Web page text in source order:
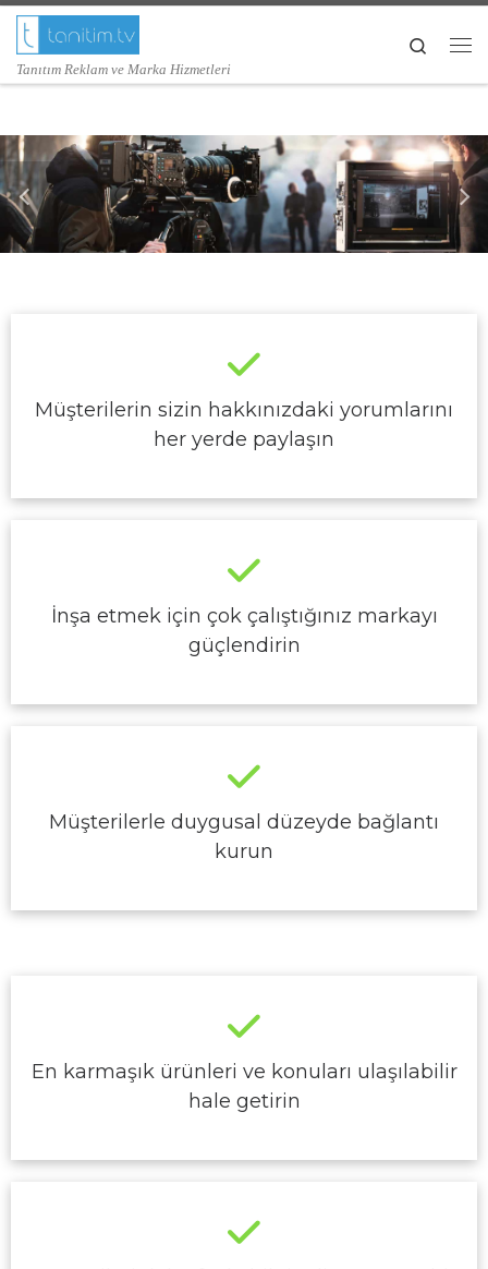
Skip to content
Tanıtım Reklam ve Marka Hizmetleri
Search
Müşterilerin sizin hakkınızdaki yorumlarını
her yerde paylaşın
İnşa etmek için çok çalıştığınız markayı
güçlendirin
Müşterilerle duygusal düzeyde bağlantı
kurun
En karmaşık ürünleri ve konuları ulaşılabilir
hale getirin